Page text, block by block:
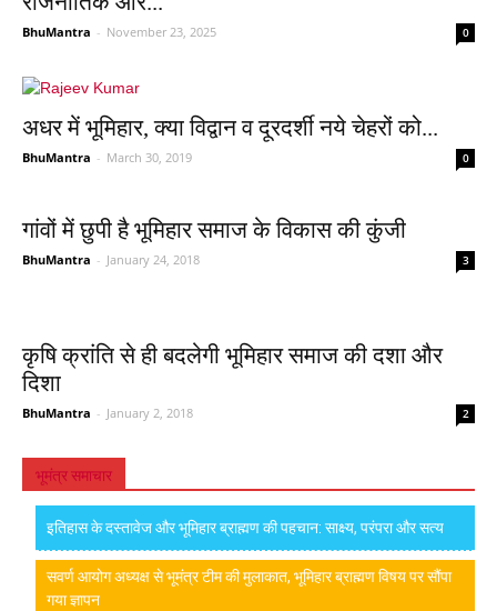
BhuMantra - November 23, 2025 0
अधर में भूमिहार, क्या विद्वान व दूरदर्शी नये चेहरों को...
BhuMantra - March 30, 2019 0
गांवों में छुपी है भूमिहार समाज के विकास की कुंजी
BhuMantra - January 24, 2018 3
कृषि क्रांति से ही बदलेगी भूमिहार समाज की दशा और
दिशा
BhuMantra - January 2, 2018 2
भूमंत्र समाचार
इतिहास के दस्तावेज और भूमिहार ब्राह्मण की पहचान: साक्ष्य, परंपरा और सत्य
सवर्ण आयोग अध्यक्ष से भूमंत्र टीम की मुलाकात, भूमिहार ब्राह्मण विषय पर सौंपा
गया ज्ञापन